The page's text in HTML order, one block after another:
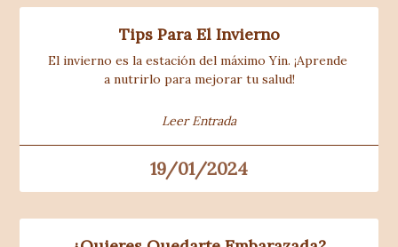
Tips Para El Invierno
El invierno es la estación del máximo Yin. ¡Aprende
a nutrirlo para mejorar tu salud!
Leer Entrada
19/01/2024